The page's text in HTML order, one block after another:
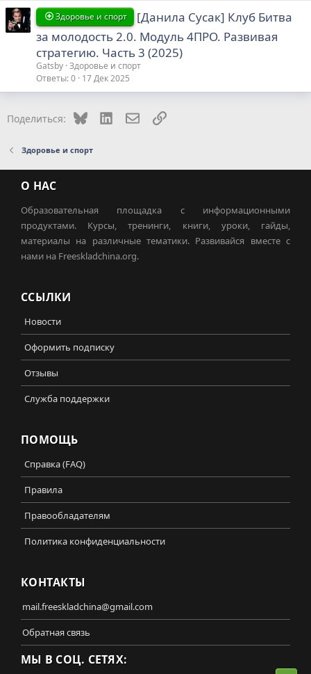
Здоровье и спорт
[Данила Сусак] Клуб Битва
за молодость 2.0. Модуль 4ПРО. Развивая
стратегию. Часть 3 (2025)
Gatsby Здоровье и спорт
Ответы 0 17 Дек 2025
Поделиться: Bluesky LinkedInЭлектронная почта
Ссылка
Здоровье и спорт
О НАС
Образовательная площадка с информационными
продуктами. Курсы, тренинги, книги, уроки, гайды,
материалы на различные тематики. Развивайся вместе с
нами на Freeskladchina.org.
ССЫЛКИ
Новости
Оформить подписку
Отзывы
Служба поддержки
ПОМОЩЬ
Справка (FAQ)
Правила
Правообладателям
Политика конфиденциальности
КОНТАКТЫ
mail.freeskladchina@gmail.com
Обратная связь
МЫ В СОЦ. СЕТЯХ: